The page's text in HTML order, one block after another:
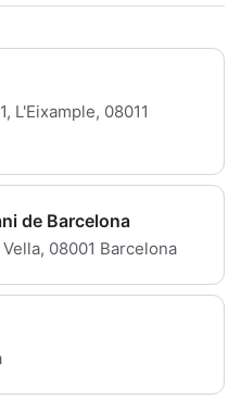
L'Eixample, 08011
de Barcelona
08001 Barcelona